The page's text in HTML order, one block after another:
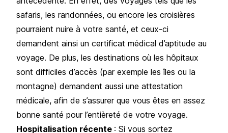
safaris, les randonnées, ou encore les croisières
pourraient nuire à votre santé, et ceux-ci
demandent ainsi un certificat médical d’aptitude au
voyage. De plus, les destinations où les hôpitaux
sont difficiles d’accès (par exemple les îles ou la
montagne) demandent aussi une attestation
médicale, afin de s’assurer que vous êtes en assez
bonne santé pour l’entièreté de votre voyage.
Hospitalisation récente : Si vous sortez